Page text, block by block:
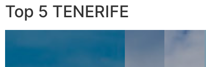
Top 5 TENERIFE